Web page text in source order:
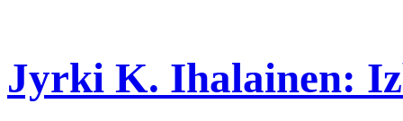
Jyrki K. Ihalainen: